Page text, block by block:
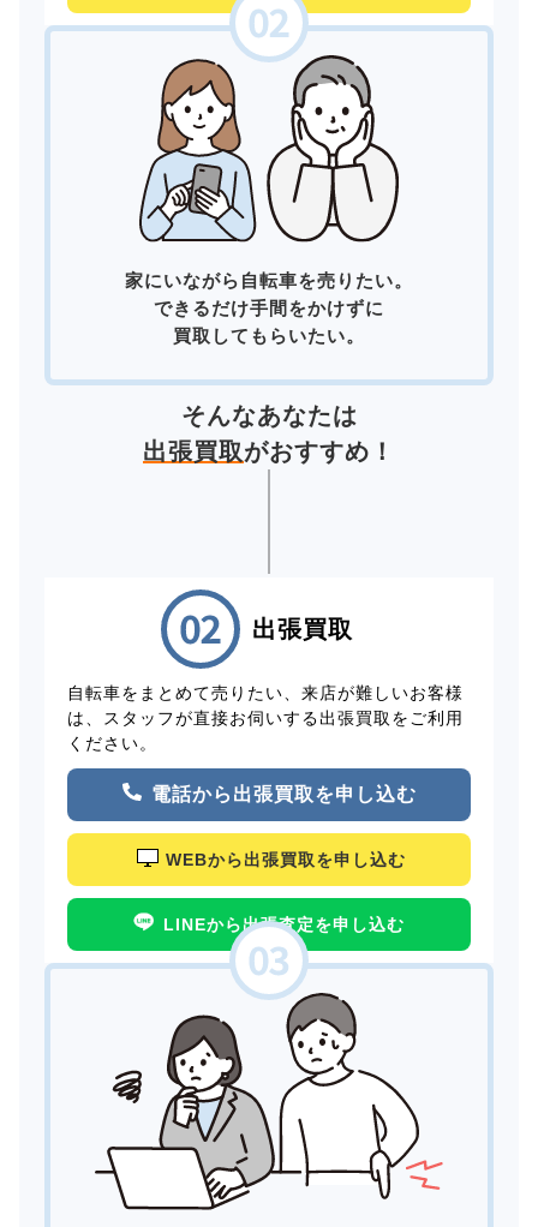
家にいながら自転車を売りたい。
できるだけ手間をかけずに
買取してもらいたい。
そんなあなたは
出張買取がおすすめ！
出張買取
自転車をまとめて売りたい、来店が難しいお客様
は、スタッフが直接お伺いする出張買取をご利用
ください。
電話から出張買取を申し込む
WEBから出張買取を申し込む
LINEから出張査定を申し込む